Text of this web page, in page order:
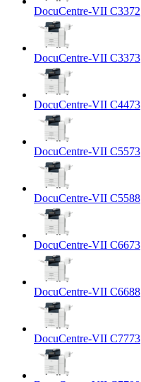
DocuCentre-VII C3372
DocuCentre-VII C3373
DocuCentre-VII C4473
DocuCentre-VII C5573
DocuCentre-VII C5588
DocuCentre-VII C6673
DocuCentre-VII C6688
DocuCentre-VII C7773